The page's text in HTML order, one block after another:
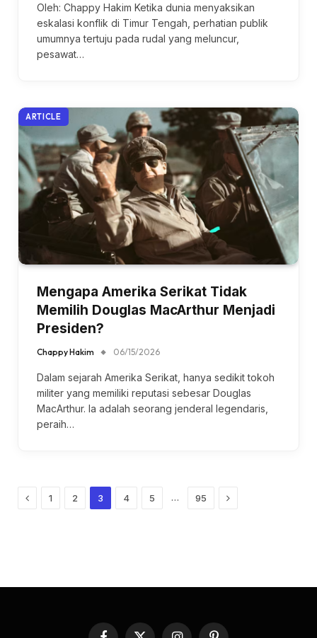
Oleh: Chappy Hakim Ketika dunia menyaksikan
eskalasi konflik di Timur Tengah, perhatian publik
umumnya tertuju pada rudal yang meluncur,
pesawat…
ARTICLE
Mengapa Amerika Serikat Tidak
Memilih Douglas MacArthur Menjadi
Presiden?
Chappy Hakim 06/15/2026
Dalam sejarah Amerika Serikat, hanya sedikit tokoh
militer yang memiliki reputasi sebesar Douglas
MacArthur. Ia adalah seorang jenderal legendaris,
peraih…
Previous
1 2 3 4 5 … 95 Next